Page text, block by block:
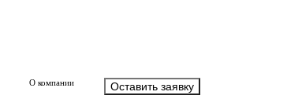
О компании Оставить заявку